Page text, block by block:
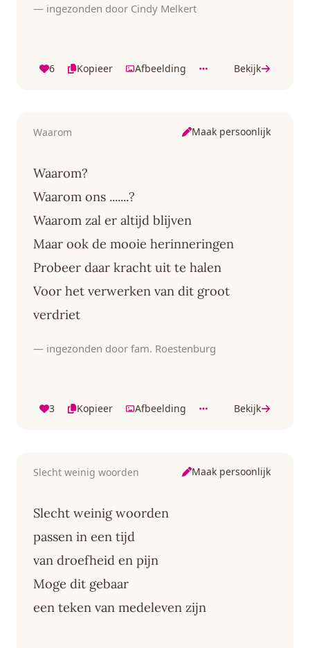
— ingezonden door Cindy Melkert
6 Kopieer Afbeelding Bekijk
Waarom Maak persoonlijk
Waarom?
Waarom ons .......?
Waarom zal er altijd blijven
Maar ook de mooie herinneringen
Probeer daar kracht uit te halen
Voor het verwerken van dit groot
verdriet
— ingezonden door fam. Roestenburg
3 Kopieer Afbeelding Bekijk
Slecht weinig woorden Maak persoonlijk
Slecht weinig woorden
passen in een tijd
van droefheid en pijn
Moge dit gebaar
een teken van medeleven zijn